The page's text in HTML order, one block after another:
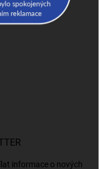
informace o nových